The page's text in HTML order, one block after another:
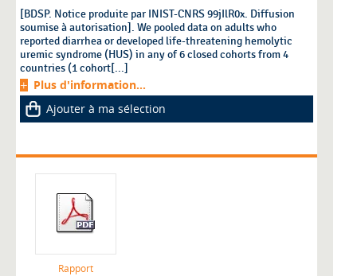
[BDSP. Notice produite par INIST-CNRS 99jIlR0x. Diffusion
soumise à autorisation]. We pooled data on adults who
reported diarrhea or developed life-threatening hemolytic
uremic syndrome (HUS) in any of 6 closed cohorts from 4
countries (1 cohort[...]
Plus d'information...
Ajouter à ma sélection
Rapport